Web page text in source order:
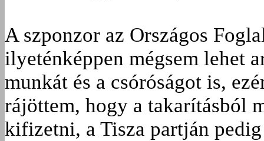
A szponzor az Országos
ilyeténképpen mégsem lehet
munkát és a csóróságot is,
rájöttem, hogy a takarításból
kifizetni, a Tisza partján